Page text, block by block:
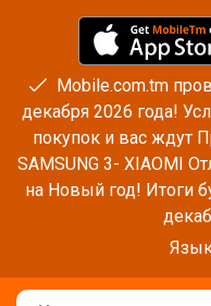
Mobile.com.tm
декабря 2026 года!
покупок и вас ждут
SAMSUNG 3- XIAOMI
на Новый год! Итоги